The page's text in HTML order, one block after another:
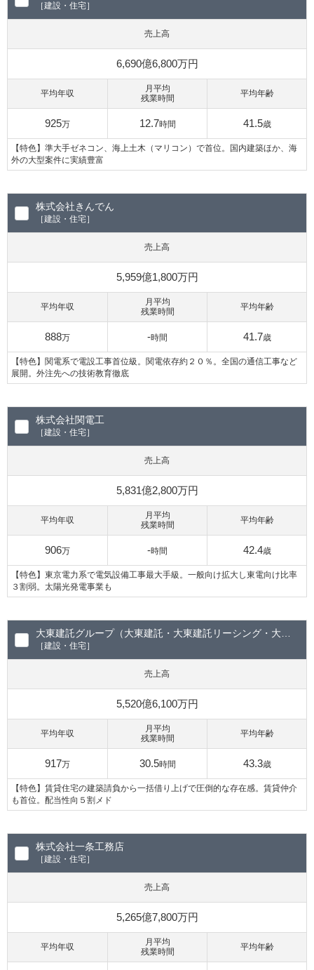
［建設・住宅］
売上高
6,690億6,800万円
平均年収
925万
月平均
残業時間
12.7時間
平均年齢
41.5歳
【特色】準大手ゼネコン、海上土木（マリコン）で首位。国内建築ほか、海
外の大型案件に実績豊富
株式会社きんでん
［建設・住宅］
売上高
5,959億1,800万円
平均年収
888万
月平均
残業時間
-時間
平均年齢
41.7歳
【特色】関電系で電設工事首位級。関電依存約２０％。全国の通信工事など
展開。外注先への技術教育徹底
株式会社関電工
［建設・住宅］
売上高
5,831億2,800万円
平均年収
906万
月平均
残業時間
-時間
平均年齢
42.4歳
【特色】東京電力系で電気設備工事最大手級。一般向け拡大し東電向け比率
３割弱。太陽光発電事業も
［建設・住宅］
売上高
5,520億6,100万円
平均年収
917万
月平均
残業時間
30.5時間
平均年齢
43.3歳
【特色】賃貸住宅の建築請負から一括借り上げで圧倒的な存在感。賃貸仲介
も首位。配当性向５割メド
株式会社一条工務店
［建設・住宅］
売上高
5,265億7,800万円
平均年収
月平均
残業時間
平均年齢